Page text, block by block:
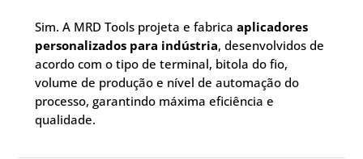
Sim. A MRD Tools projeta e fabricaaplicadores
personalizados para indústria, desenvolvidos de
acordo com o tipo de terminal, bitola do fio,
volume de produção e nível de automação do
processo, garantindo máxima eficiência e
qualidade.